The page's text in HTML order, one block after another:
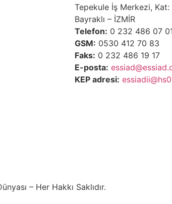
Tepekule İş Merkezi,
Bayraklı – İZMİR
Telefon: 0 232 486 07
GSM: 0530 412 70 83
Faks: 0 232 486 19 17
E-posta:
KEP adresi:
– Her Hakkı Saklıdır.